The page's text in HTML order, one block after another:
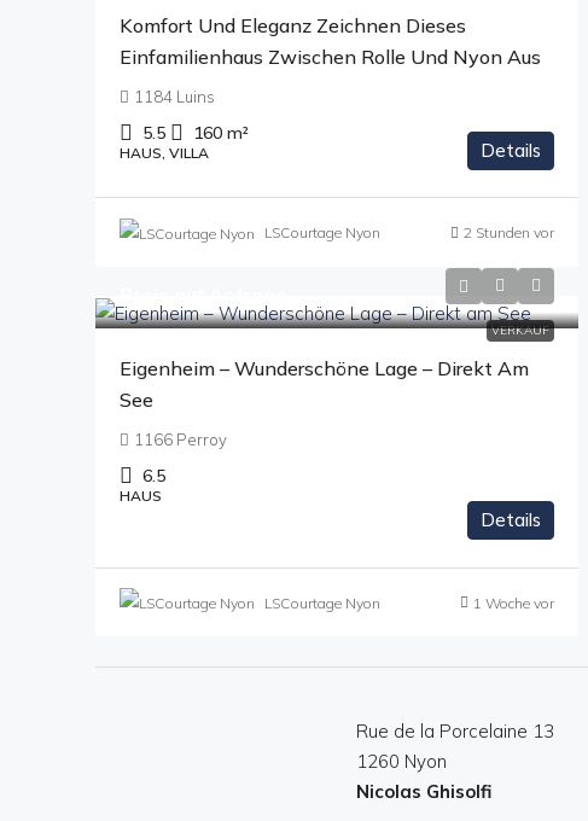
Komfort Und Eleganz Zeichnen Dieses
Einfamilienhaus Zwischen Rolle Und Nyon Aus
1184 Luins
5.5 160 m²
HAUS, VILLA Details
LSCourtage Nyon 2 Stunden vor
VERKAUF
Eigenheim – Wunderschöne Lage – Direkt Am
See
1166 Perroy
6.5
HAUS
Details
LSCourtage Nyon 1 Woche vor
Rue de la Porcelaine 13
1260 Nyon
Nicolas Ghisolfi